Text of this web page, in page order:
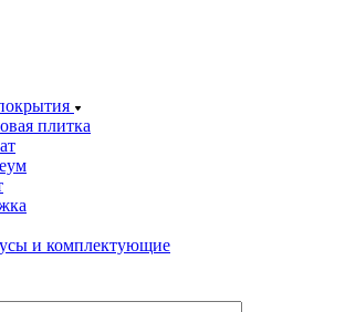
плитка
и комплектующие